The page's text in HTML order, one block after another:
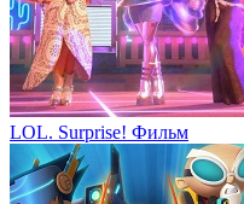
LOL. Surprise! Фильм